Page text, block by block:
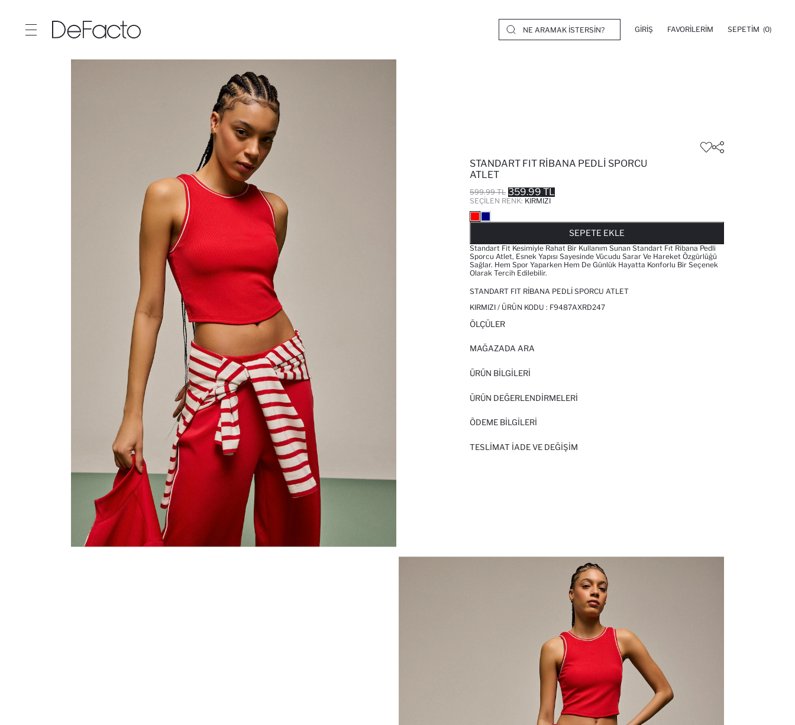
GIRIŞ FAVORILERIM SEPETIM (0)
STANDART FIT RIBANA PEDLI SPORCU
ATLET
599.99 TL 359.99 TL
SEÇILEN RENK: KIRMIZI
SEPETE EKLE
Standart Fit Kesimiyle Rahat Bir Kullanım Sunan Standart Fıt Ribana Pedli
Sporcu Atlet, Esnek Yapısı Sayesinde Vücudu Sarar Ve Hareket Özgürlüğü
Sağlar. Hem Spor Yaparken Hem De Günlük Hayatta Konforlu Bir Seçenek
Olarak Tercih Edilebilir.
STANDART FIT RIBANA PEDLI SPORCU ATLET
KIRMIZI / ÜRÜN KODU : F9487AXRD247
ÖLÇÜLER
MAĞAZADA ARA
ÜRÜN BILGILERI
ÜRÜN DEĞERLENDİRMELERİ
ÖDEME BİLGİLERİ
TESLIMAT İADE VE DEĞIŞIM